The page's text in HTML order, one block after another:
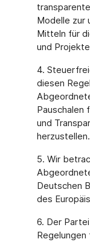
Modelle zur
Mitteln für
und
4.
diesen
Pauschalen
und
herzustellen.
5. Wir
Deutschen
des
6. Der